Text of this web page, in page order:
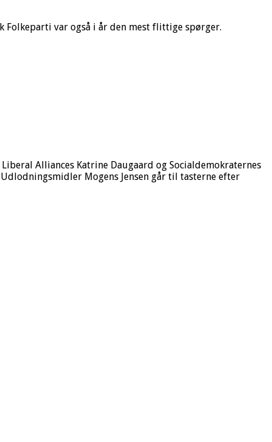
var også i år den mest flittige spørger.
Alliances Katrine Daugaard og Socialdemokraternes
Mogens Jensen går til tasterne efter